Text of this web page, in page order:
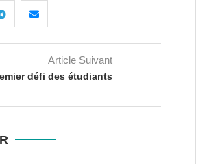
Article Suivant
défi des étudiants